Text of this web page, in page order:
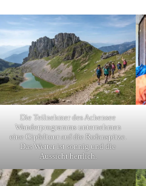
Die Teilnehmer des Achensee
Wanderprogramms unternehmen
eine Gipfeltour auf die Rofanspitze.
Das Wetter ist sonnig und die
Aussicht herrlich.